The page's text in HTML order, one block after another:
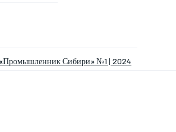
Сибири» №1 | 2024